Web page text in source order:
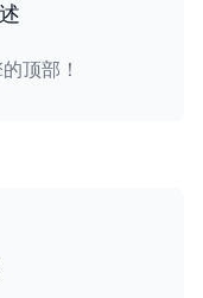
顶部！